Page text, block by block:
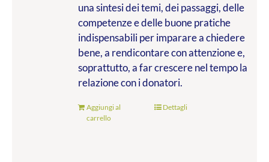
una sintesi dei temi, dei passaggi, delle
competenze e delle buone pratiche
indispensabili per imparare a chiedere
bene, a rendicontare con attenzione e,
soprattutto, a far crescere nel tempo la
relazione con i donatori.
Aggiungi al
carrello
Dettagli